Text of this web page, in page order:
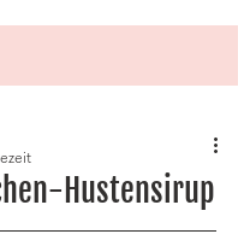
Hustensirup